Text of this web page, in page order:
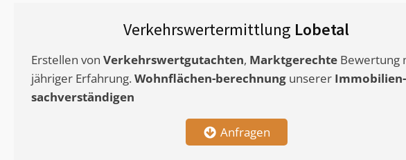
Verkehrswertermittlung Lobetal
Erstellen von Verkehrswertgutachten, Marktgerechte Bewertung
jähriger Erfahrung. Wohnflächen-berechnung unserer Immobilien-
sachverständigen
Anfragen